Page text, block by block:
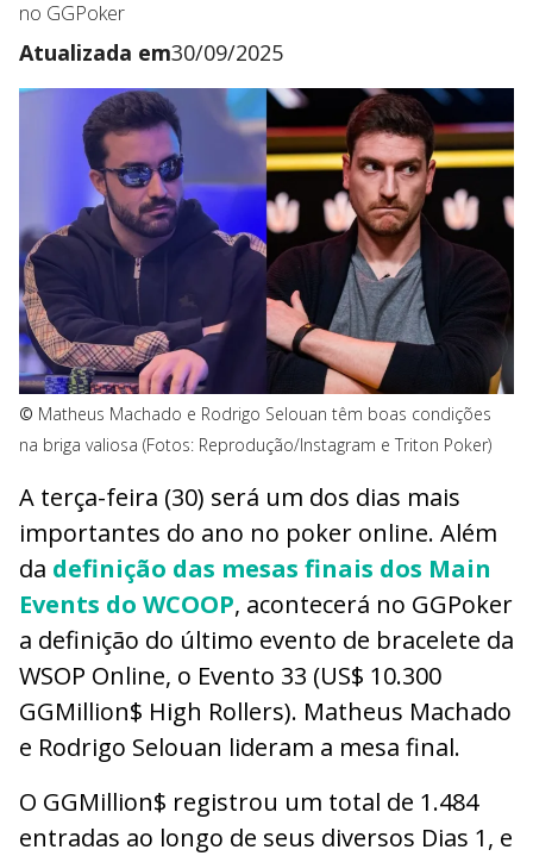
no GGPoker
Atualizada em30/09/2025
© Matheus Machado e Rodrigo Selouan têm boas condições
na briga valiosa (Fotos: Reprodução/Instagram e Triton Poker)
A terça-feira (30) será um dos dias mais
importantes do ano no poker online. Além
da definição das mesas finais dos Main
Events do WCOOP, acontecerá no GGPoker
a definição do último evento de bracelete da
WSOP Online, o Evento 33 (US$ 10.300
GGMillion$ High Rollers). Matheus Machado
e Rodrigo Selouan lideram a mesa final.
O GGMillion$ registrou um total de 1.484
entradas ao longo de seus diversos Dias 1, e